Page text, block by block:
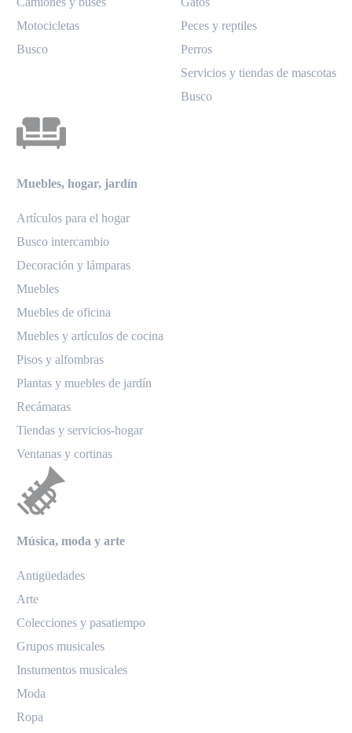
Motocicletas
Busco
Peces y reptiles
Perros
Servicios y tiendas de mascotas
Busco
Muebles, hogar, jardín
Artículos para el hogar
Busco intercambio
Decoración y lámparas
Muebles
Muebles de oficina
Muebles y artículos de cocina
Pisos y alfombras
Plantas y muebles de jardín
Recámaras
Tiendas y servicios-hogar
Ventanas y cortinas
Música, moda y arte
Antigüedades
Arte
Colecciones y pasatiempo
Grupos musicales
Instumentos musicales
Moda
Ropa